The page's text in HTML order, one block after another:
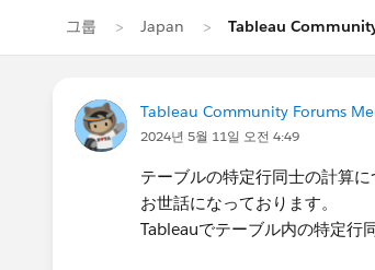
그룹 Japan Tableau
Tableau Community Forums
2024년 5월 11일 오전 4:49
テーブルの特定行同士の計算に
お世話になっております。
Tableauでテーブル内の特定行